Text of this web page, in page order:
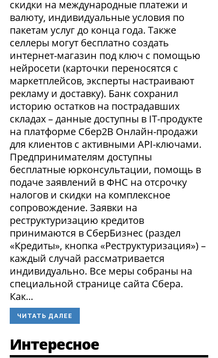
скидки на международные платежи и
валюту, индивидуальные условия по
пакетам услуг до конца года. Также
селлеры могут бесплатно создать
интернет-магазин под ключ с помощью
нейросети (карточки переносятся с
маркетплейсов, эксперты настраивают
рекламу и доставку). Банк сохранил
историю остатков на пострадавших
складах – данные доступны в IT-продукте
на платформе Сбер2В Онлайн-продажи
для клиентов с активными API-ключами.
Предпринимателям доступны
бесплатные юрконсультации, помощь в
подаче заявлений в ФНС на отсрочку
налогов и скидки на комплексное
сопровождение. Заявки на
реструктуризацию кредитов
принимаются в СберБизнес (раздел
«Кредиты», кнопка «Реструктуризация») –
каждый случай рассматривается
индивидуально. Все меры собраны на
специальной странице сайта Сбера.
Как...
ЧИТАТЬ ДАЛЕЕ
Интересное